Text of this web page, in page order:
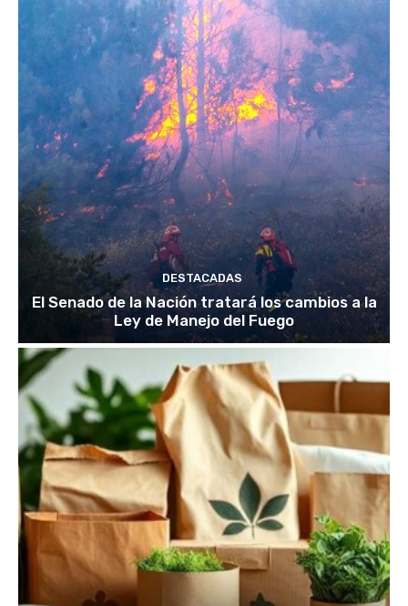
DESTACADAS
El Senado de la Nación tratará los cambios a la
Ley de Manejo del Fuego